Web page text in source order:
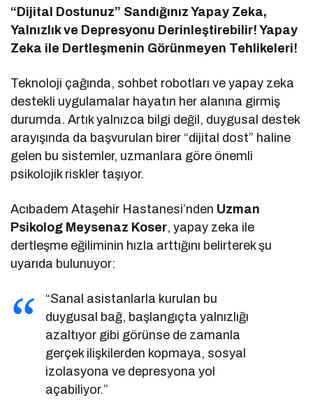
“Dijital Dostunuz” Sandığınız Yapay Zeka,
Yalnızlık ve Depresyonu Derinleştirebilir! Yapay
Zeka ile Dertleşmenin Görünmeyen Tehlikeleri!
Teknoloji çağında, sohbet robotları ve yapay zeka
destekli uygulamalar hayatın her alanına girmiş
durumda. Artık yalnızca bilgi değil, duygusal destek
arayışında da başvurulan birer “dijital dost” haline
gelen bu sistemler, uzmanlara göre önemli
psikolojik riskler taşıyor.
Acıbadem Ataşehir Hastanesi’nden Uzman
Psikolog Meysenaz Koser, yapay zeka ile
dertleşme eğiliminin hızla arttığını belirterek şu
uyarıda bulunuyor:
“Sanal asistanlarla kurulan bu
duygusal bağ, başlangıçta yalnızlığı
azaltıyor gibi görünse de zamanla
gerçek ilişkilerden kopmaya, sosyal
izolasyona ve depresyona yol
açabiliyor.”